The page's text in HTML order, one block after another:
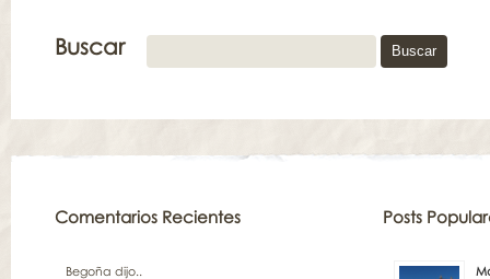
Buscar
Comentarios Recientes
Begoña dijo..
Posts